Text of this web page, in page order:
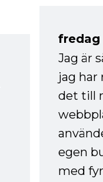
fredag
Jag är
jag
det till
egen
med